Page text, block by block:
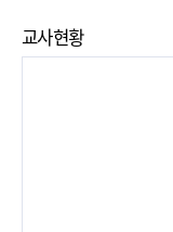
교사현황